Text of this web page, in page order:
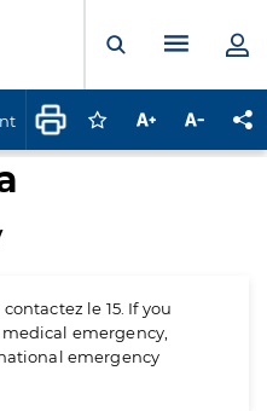
Ouvrir laMenu
Connectez-vous
Augmenter la
le 15. If you
emergency,
emergency